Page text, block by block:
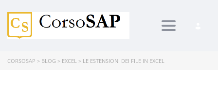
Toggle
CORSOSAP > BLOG > EXCEL > LE ESTENSIONI DEI FILE IN EXCEL